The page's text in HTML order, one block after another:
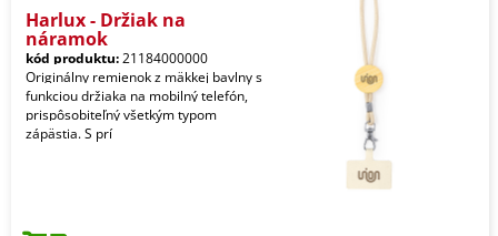
Harlux - Držiak na
náramok
kód produktu:21184000000
Originálny remienok z mäkkej bavlny s
funkciou držiaka na mobilný telefón,
prispôsobiteľný všetkým typom
zápästia. S prí